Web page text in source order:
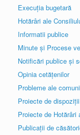
Execuția bugetară
Hotărâri ale
Informatii publice
Minute și Procese
Notificări publice și
Opinia cetățenilor
Probleme ale
Proiecte de
Proiecte de Hotărâri
Publicații de